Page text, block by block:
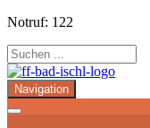
Notruf: 122
Navigation